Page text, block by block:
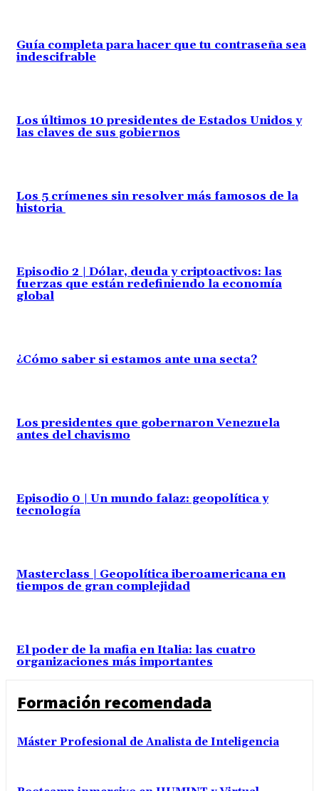
Guía completa para hacer que tu contraseña sea
indescifrable
Los últimos 10 presidentes de Estados Unidos y
las claves de sus gobiernos
Los 5 crímenes sin resolver más famosos de la
historia
Episodio 2 | Dólar, deuda y criptoactivos: las
fuerzas que están redefiniendo la economía
global
¿Cómo saber si estamos ante una secta?
Los presidentes que gobernaron Venezuela
antes del chavismo
Episodio 0 | Un mundo falaz: geopolítica y
tecnología
Masterclass | Geopolítica iberoamericana en
tiempos de gran complejidad
El poder de la mafia en Italia: las cuatro
organizaciones más importantes
Formación recomendada
Máster Profesional de Analista de Inteligencia